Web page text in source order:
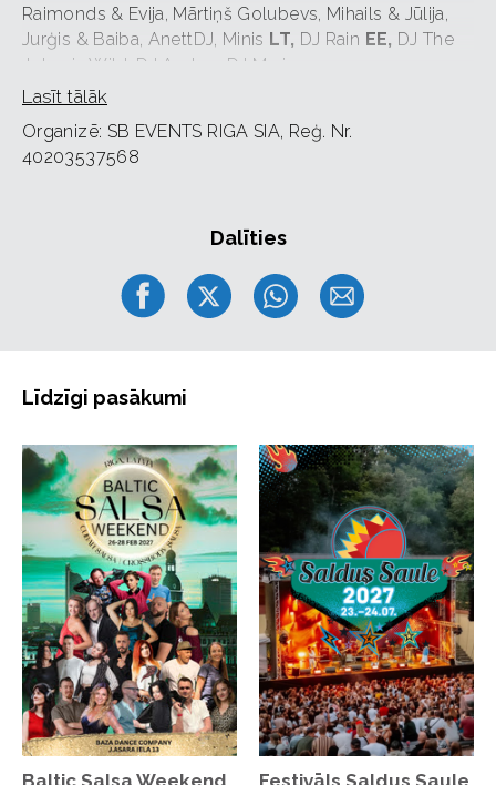
Raimonds & Evija, Mārtiņš Golubevs, Mihails & Jūlija,
Jurģis & Baiba, AnettDJ, Minis LT, DJ Rain EE, DJ The
Joker is Wild, DJ Amber, DJ Mari
Naudas atgriešana par biļetēm netiks veikta.
Lasīt tālāk
Organizē: SB EVENTS RIGA SIA, Reģ. Nr.
40203537568
Dalīties
Līdzīgi pasākumi
Baltic Salsa Weekend
Festivāls Saldus Saule